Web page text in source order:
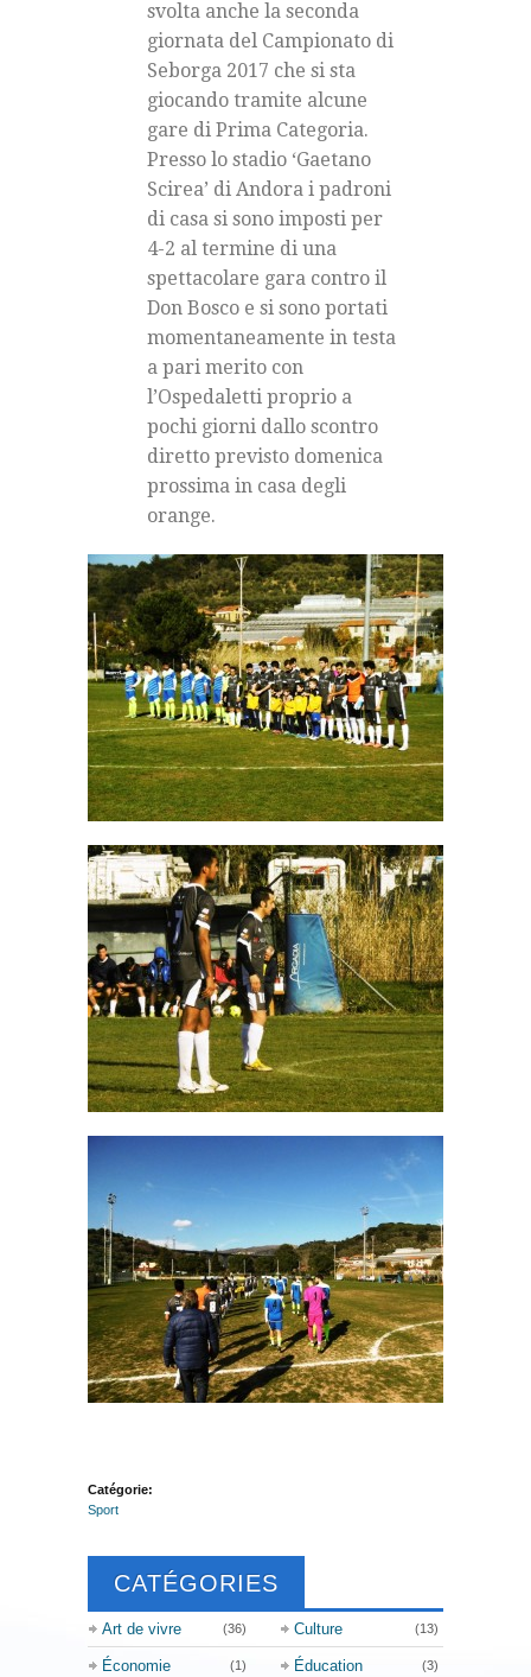
svolta anche la seconda
giornata del Campionato di
Seborga 2017 che si sta
giocando tramite alcune
gare di Prima Categoria.
Presso lo stadio ‘Gaetano
Scirea’ di Andora i padroni
di casa si sono imposti per
4-2 al termine di una
spettacolare gara contro il
Don Bosco e si sono portati
momentaneamente in testa
a pari merito con
l’Ospedaletti proprio a
pochi giorni dallo scontro
diretto previsto domenica
prossima in casa degli
orange.
Catégorie:
Sport
CATÉGORIES
Art de vivre (36) Culture (13)
Économie (1) Éducation (3)